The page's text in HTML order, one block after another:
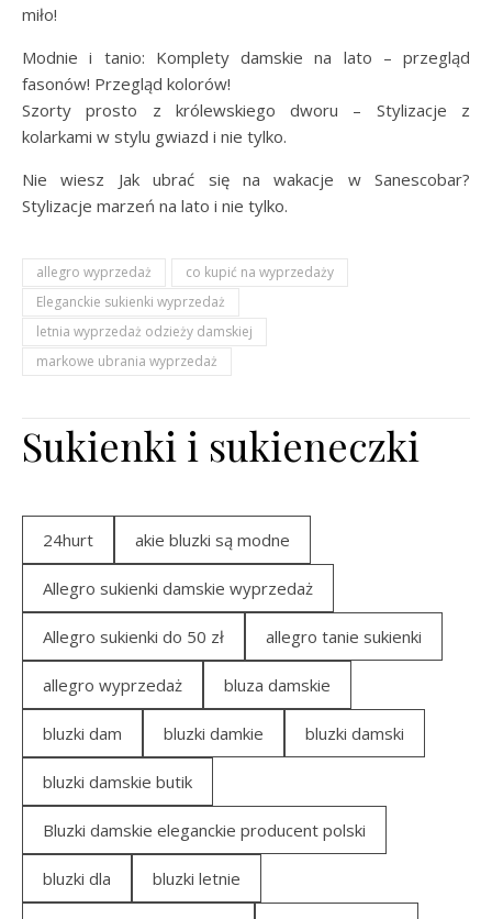
miło!
Modnie i tanio: Komplety damskie na lato – przegląd
fasonów! Przegląd kolorów!
Szorty prosto z królewskiego dworu – Stylizacje z
kolarkami w stylu gwiazd i nie tylko.
Nie wiesz Jak ubrać się na wakacje w Sanescobar?
Stylizacje marzeń na lato i nie tylko.
allegro wyprzedaż
co kupić na wyprzedaży
Eleganckie sukienki wyprzedaż
letnia wyprzedaż odzieży damskiej
markowe ubrania wyprzedaż
Sukienki i sukieneczki
24hurt akie bluzki są modne
Allegro sukienki damskie wyprzedaż
Allegro sukienki do 50 zł allegro tanie sukienki
allegro wyprzedaż bluza damskie
bluzki dam bluzki damkie bluzki damski
bluzki damskie butik
Bluzki damskie eleganckie producent polski
bluzki dla bluzki letnie